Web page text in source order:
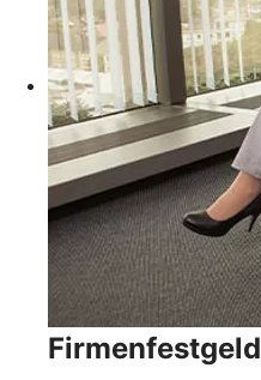
Firmenfestgeld